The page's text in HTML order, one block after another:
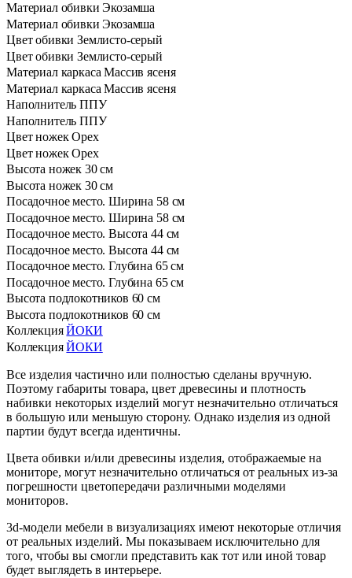
Материал обивки Экозамша
Материал обивки Экозамша
Цвет обивки Землисто-серый
Цвет обивки Землисто-серый
Материал каркаса Массив ясеня
Материал каркаса Массив ясеня
Наполнитель ППУ
Наполнитель ППУ
Цвет ножек Орех
Цвет ножек Орех
Высота ножек 30 см
Высота ножек 30 см
Посадочное место. Ширина 58 см
Посадочное место. Ширина 58 см
Посадочное место. Высота 44 см
Посадочное место. Высота 44 см
Посадочное место. Глубина 65 см
Посадочное место. Глубина 65 см
Высота подлокотников 60 см
Высота подлокотников 60 см
Коллекция ЙОКИ
Коллекция ЙОКИ
Все изделия частично или полностью сделаны вручную.
Поэтому габариты товара, цвет древесины и плотность
набивки некоторых изделий могут незначительно отличаться
в большую или меньшую сторону. Однако изделия из одной
партии будут всегда идентичны.
Цвета обивки и/или древесины изделия, отображаемые на
мониторе, могут незначительно отличаться от реальных из-за
погрешности цветопередачи различными моделями
мониторов.
3d-модели мебели в визуализациях имеют некоторые отличия
от реальных изделий. Мы показываем исключительно для
того, чтобы вы смогли представить как тот или иной товар
будет выглядеть в интерьере.